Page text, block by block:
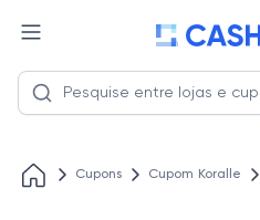
Cupons Cupom Koralle